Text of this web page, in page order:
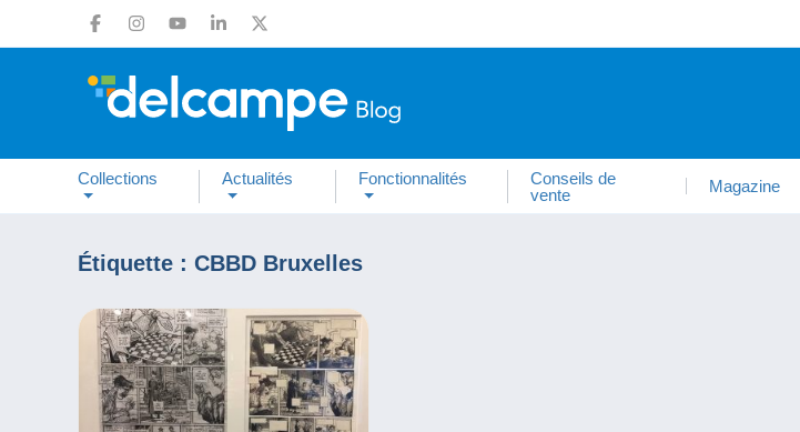
Collections Actualités Fonctionnalités
Conseils de
vente
Magazine
Étiquette : CBBD Bruxelles